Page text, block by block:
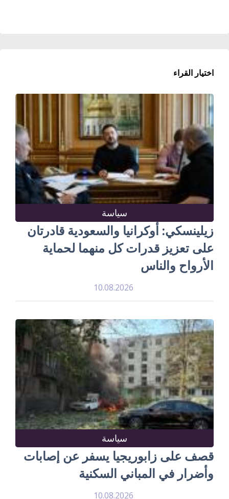
اختيار القراء
سياسة
زيلينسكي: أوكرانيا والسعودية قادرتان
على تعزيز قدرات كل منهما لحماية
الأرواح والناس
10.08.2026
سياسة
قصف على زابوريجيا يسفر عن إصابات
وأضرار في المباني السكنية
10.08.2026